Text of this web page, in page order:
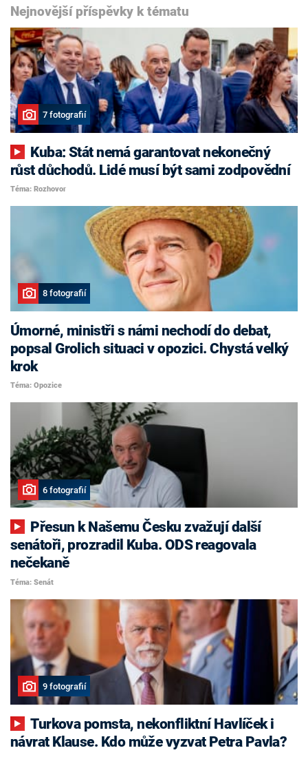
Nejnovější příspěvky k tématu
7 fotografií
růst důchodů. Lidé musí být sami zodpovědní
Téma: Rozhovor
8 fotografií
Úmorné, ministři s námi nechodí do debat,
popsal Grolich situaci v opozici. Chystá velký
krok
Téma: Opozice
6 fotografií
senátoři, prozradil Kuba. ODS reagovala
nečekaně
Téma: Senát
9 fotografií
Turkova pomsta, nekonfliktní Havlíček i
návrat Klause. Kdo může vyzvat Petra Pavla?